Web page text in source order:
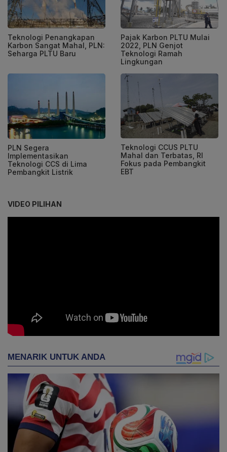
Teknologi Penangkapan
Karbon Sangat Mahal, PLN:
Seharga PLTU Baru
Pajak Karbon PLTU Mulai
2022, PLN Genjot
Teknologi Ramah
Lingkungan
PLN Segera
Implementasikan
Teknologi CCS di Lima
Pembangkit Listrik
Teknologi CCUS PLTU
Mahal dan Terbatas, RI
Fokus pada Pembangkit
EBT
VIDEO PILIHAN